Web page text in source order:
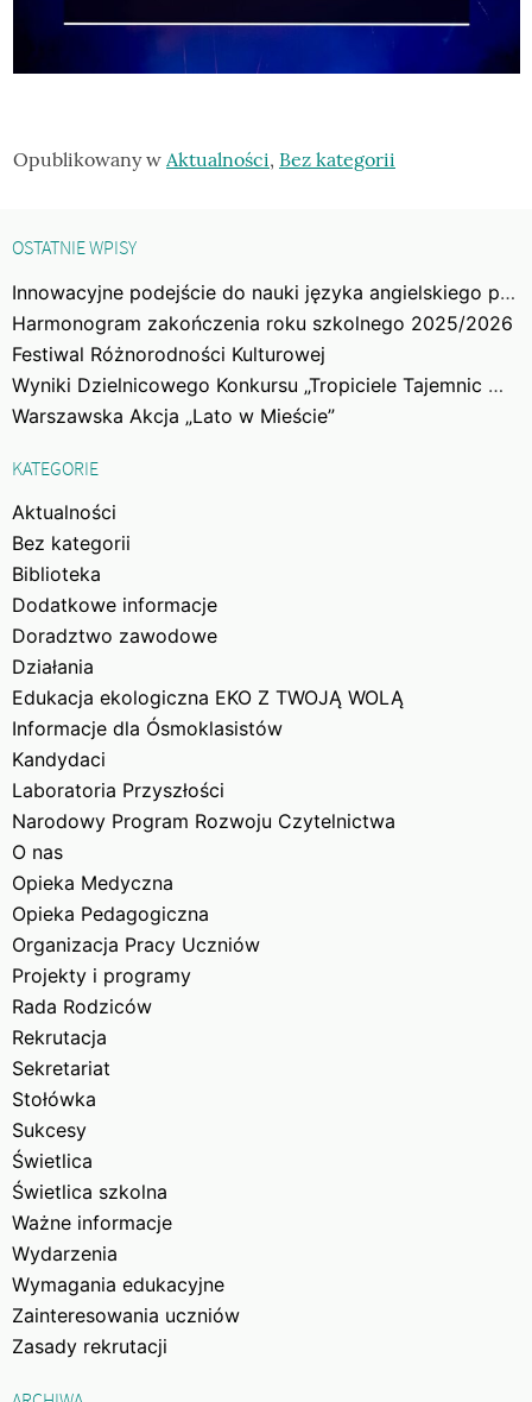
Opublikowany w Aktualności, Bez kategorii
OSTATNIE WPISY
Innowacyjne podejście do nauki języka angielskiego poprzez gry
Harmonogram zakończenia roku szkolnego 2025/2026
Festiwal Różnorodności Kulturowej
Wyniki Dzielnicowego Konkursu „Tropiciele Tajemnic Woli”
Warszawska Akcja „Lato w Mieście”
KATEGORIE
Aktualności
Bez kategorii
Biblioteka
Dodatkowe informacje
Doradztwo zawodowe
Działania
Edukacja ekologiczna EKO Z TWOJĄ WOLĄ
Informacje dla Ósmoklasistów
Kandydaci
Laboratoria Przyszłości
Narodowy Program Rozwoju Czytelnictwa
O nas
Opieka Medyczna
Opieka Pedagogiczna
Organizacja Pracy Uczniów
Projekty i programy
Rada Rodziców
Rekrutacja
Sekretariat
Stołówka
Sukcesy
Świetlica
Świetlica szkolna
Ważne informacje
Wydarzenia
Wymagania edukacyjne
Zainteresowania uczniów
Zasady rekrutacji